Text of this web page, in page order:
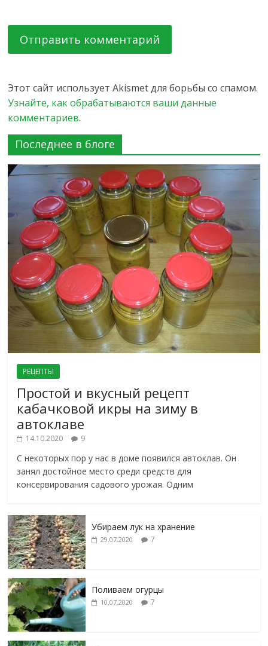
Этот сайт использует Akismet для борьбы со спамом.
Узнайте, как обрабатываются ваши данные
комментариев.
Последнее в блоге
РЕЦЕПТЫ
Простой и вкусный рецепт
кабачковой икры на зиму в
автоклаве
14.10.2020 9
С некоторых пор у нас в доме появился автоклав. Он
занял достойное место среди средств для
консервирования садового урожая. Одним
Убираем лук на хранение
29.07.2020 7
Поливаем огурцы
10.07.2020 7